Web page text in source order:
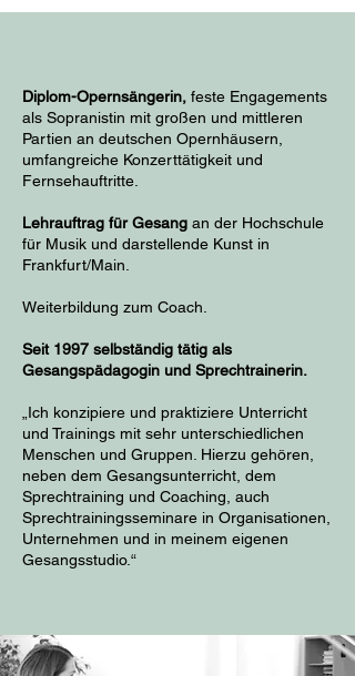
Diplom-Opernsängerin, feste Engagements
als Sopranistin mit großen und mittleren
Partien an deutschen Opernhäusern,
umfangreiche Konzerttätigkeit und
Fernsehauftritte.
Lehrauftrag für Gesang an der Hochschule
für Musik und darstellende Kunst in
Frankfurt/Main.
Weiterbildung zum Coach.
Seit 1997 selbständig tätig als
Gesangspädagogin und Sprechtrainerin.
Ich konzipiere und praktiziere Unterricht
und Trainings mit sehr unterschiedlichen
Menschen und Gruppen. Hierzu gehören,
neben dem Gesangsunterricht, dem
Sprechtraining und Coaching, auch
Sprechtrainingsseminare in Organisationen,
Unternehmen und in meinem eigenen
Gesangsstudio.“